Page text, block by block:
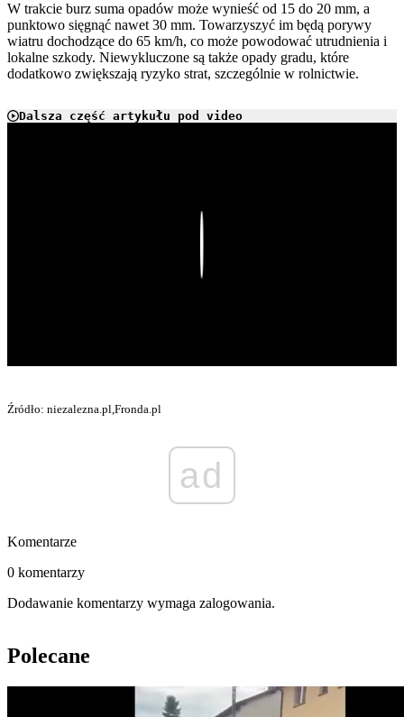
W trakcie burz suma opadów może wynieść od 15 do 20 mm, a
punktowo sięgnąć nawet 30 mm. Towarzyszyć im będą porywy
wiatru dochodzące do 65 km/h, co może powodować utrudnienia i
lokalne szkody. Niewykluczone są także opady gradu, które
dodatkowo zwiększają ryzyko strat, szczególnie w rolnictwie.
Dalsza część artykułu pod video
Źródło: niezalezna.pl,Fronda.pl
ad
Komentarze
0 komentarzy
Dodawanie komentarzy wymaga zalogowania.
Polecane